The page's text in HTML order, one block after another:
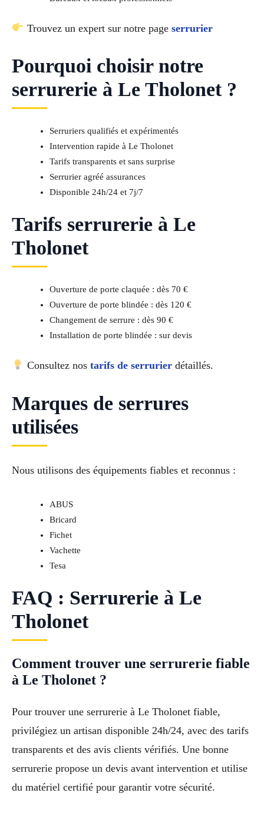
Trouvez un expert sur notre page serrurier
Pourquoi choisir notre
serrurerie à Le Tholonet ?
Serruriers qualifiés et expérimentés
Intervention rapide à Le Tholonet
Tarifs transparents et sans surprise
Serrurier agréé assurances
Disponible 24h/24 et 7j/7
Tarifs serrurerie à Le
Tholonet
Ouverture de porte claquée : dès 70 €
Ouverture de porte blindée : dès 120 €
Changement de serrure : dès 90 €
Installation de porte blindée : sur devis
Consultez nos tarifs de serrurierdétaillés.
Marques de serrures
utilisées
Nous utilisons des équipements fiables et reconnus :
ABUS
Bricard
Fichet
Vachette
Tesa
FAQ : Serrurerie à Le
Tholonet
Comment trouver une serrurerie fiable
à Le Tholonet ?
Pour trouver une serrurerie à Le Tholonet fiable,
privilégiez un artisan disponible 24h/24, avec des tarifs
transparents et des avis clients vérifiés. Une bonne
serrurerie propose un devis avant intervention et utilise
du matériel certifié pour garantir votre sécurité.